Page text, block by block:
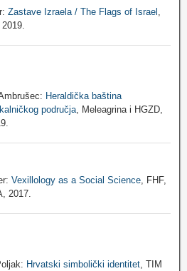
Zastave Izraela / The Flags of Israel
Heraldička baština
područja, Meleagrina i HGZD,
Vexillology as a Social Science , FHF,
2017.
Hrvatski simbolički identitet , TIM